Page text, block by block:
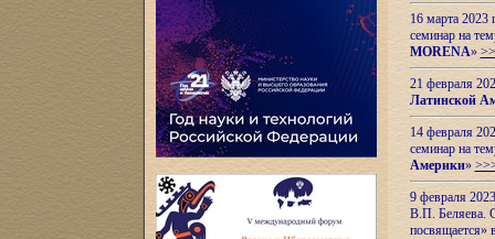
16 марта 2023
семинар на
MORENA»
21 февраля
Латинской
14 февраля
семинар на
Америки»
9 февраля
В.П. Беляева.
посвящается»